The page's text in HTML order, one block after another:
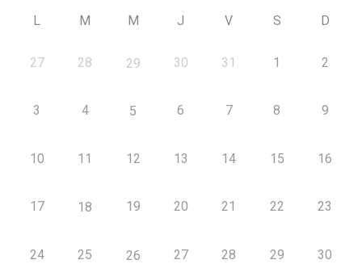
L M M J V S D
27 28 29 30 31 1 2
3 4 5 6 7 8 9
10 11 12 13 14 15 16
17 18 19 20 21 22 23
24 25 26 27 28 29 30